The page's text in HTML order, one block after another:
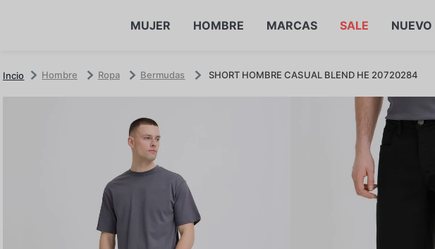
MUJER HOMBRE MARCAS SALE NUEVO
Hombre Ropa Bermudas SHORT HOMBRE CASUAL BLEND HE 20720284